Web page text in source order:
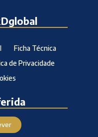
Ficha Técnica
de Privacidade